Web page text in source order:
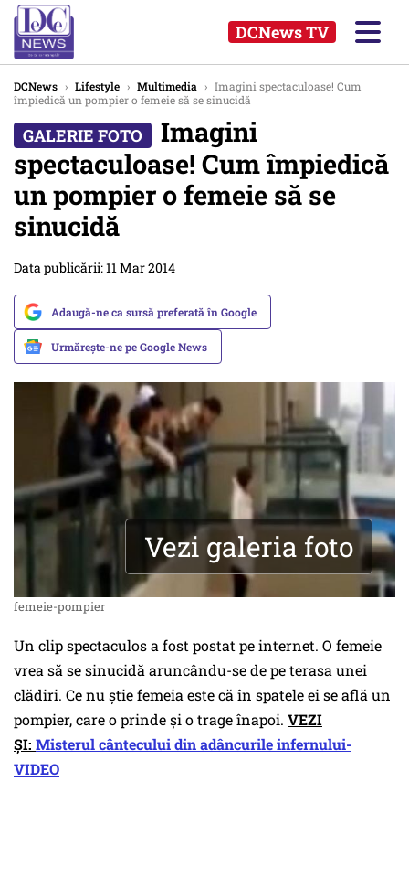
DCNews TV
DCNews › Lifestyle › Multimedia › Imagini spectaculoase! Cum
împiedică un pompier o femeie să se sinucidă
Imagini
spectaculoase! Cum împiedică
un pompier o femeie să se
sinucidă
Data publicării: 11 Mar 2014
Adaugă-ne ca sursă preferată în Google
Urmărește-ne pe Google News
Vezi galeria foto
femeie-pompier
Un clip spectaculos a fost postat pe internet. O femeie
vrea să se sinucidă aruncându-se de pe terasa unei
clădiri. Ce nu știe femeia este că în spatele ei se află un
pompier, care o prinde și o trage înapoi. VEZI
ȘI: Misterul cântecului din adâncurile infernului-
VIDEO